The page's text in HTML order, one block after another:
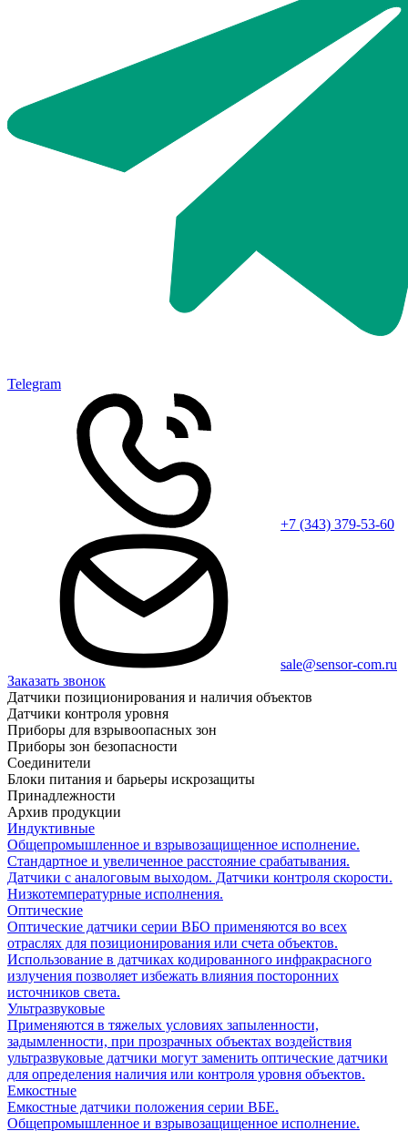
Telegram
+7 (343) 379-53-60
sale@sensor-com.ru
Заказать звонок
Датчики позиционирования и наличия объектов
Датчики контроля уровня
Приборы для взрывоопасных зон
Приборы зон безопасности
Соединители
Блоки питания и барьеры искрозащиты
Принадлежности
Архив продукции
Индуктивные
Общепромышленное и взрывозащищенное исполнение.
Стандартное и увеличенное расстояние срабатывания.
Датчики с аналоговым выходом. Датчики контроля скорости.
Низкотемпературные исполнения.
Оптические
Оптические датчики серии ВБО применяются во всех
отраслях для позиционирования или счета объектов.
Использование в датчиках кодированного инфракрасного
излучения позволяет избежать влияния посторонних
источников света.
Ультразвуковые
Применяются в тяжелых условиях запыленности,
задымленности, при прозрачных объектах воздействия
ультразвуковые датчики могут заменить оптические датчики
для определения наличия или контроля уровня объектов.
Емкостные
Емкостные датчики положения серии ВБЕ.
Общепромышленное и взрывозащищенное исполнение.